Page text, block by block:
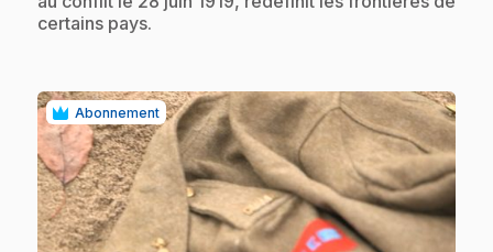
certains pays.
Abonnement